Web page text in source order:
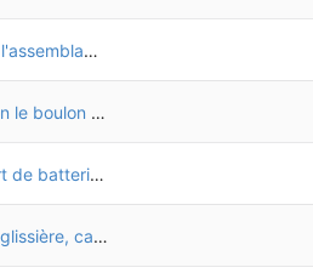
Création du fichier séparé pour les dessins de l'assemblage du chassis (structure des tubes alu)
Utilisation de vis M6x12 au lieu de M6x14 sinon le boulon d'antivol de batterie dépasse trop et touche la batterie d'en dessous
Réhaussement de l'étagère du haut du support de batteries de 2mm
Arrondi en haut des montants qui sont sous la glissière, car il n'y a pas la place de mettre des embouts de tube